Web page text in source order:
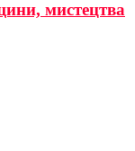
мистецтва